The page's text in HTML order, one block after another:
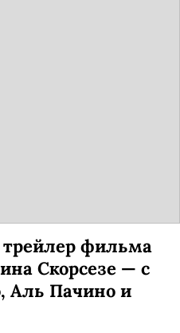
фильма
Скорсезе — с
Аль Пачино и